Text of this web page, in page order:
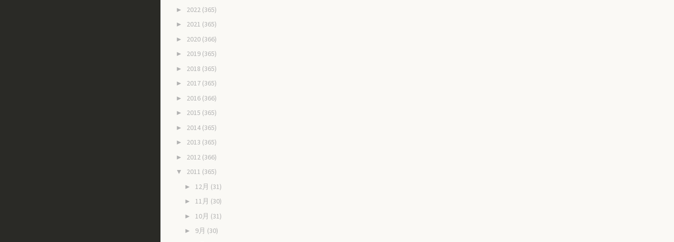
► 2022 (365)
► 2021 (365)
► 2020 (366)
► 2019 (365)
► 2018 (365)
► 2017 (365)
► 2016 (366)
► 2015 (365)
► 2014 (365)
► 2013 (365)
► 2012 (366)
▼ 2011 (365)
► 12月 (31)
► 11月 (30)
► 10月 (31)
► 9月 (30)